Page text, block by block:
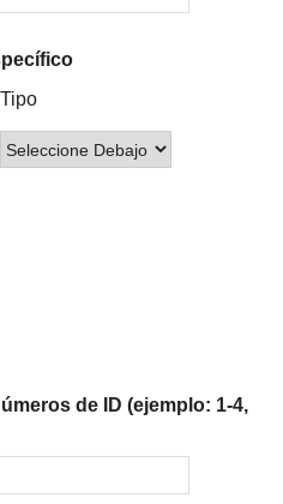
Tipo
de ID (ejemplo: 1-4,